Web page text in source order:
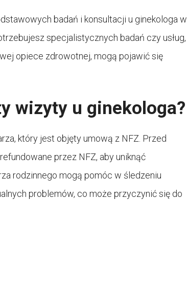
badań i konsultacji u ginekologa w
specjalistycznych badań czy usług,
opiece zdrowotnej, mogą pojawić się
wizyty u ginekologa?
który jest objęty umową z NFZ. Przed
przez NFZ, aby uniknąć
rodzinnego mogą pomóc w śledzeniu
problemów, co może przyczynić się do